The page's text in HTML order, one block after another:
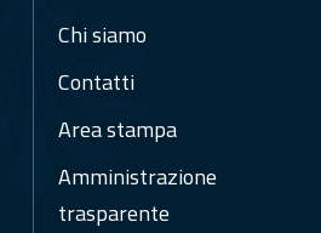
Chi siamo
Contatti
Area stampa
Amministrazione
trasparente